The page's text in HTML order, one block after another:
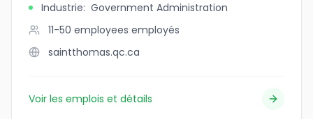
Industrie: Government Administration
11-50 employees employés
saintthomas.qc.ca
Voir les emplois et détails